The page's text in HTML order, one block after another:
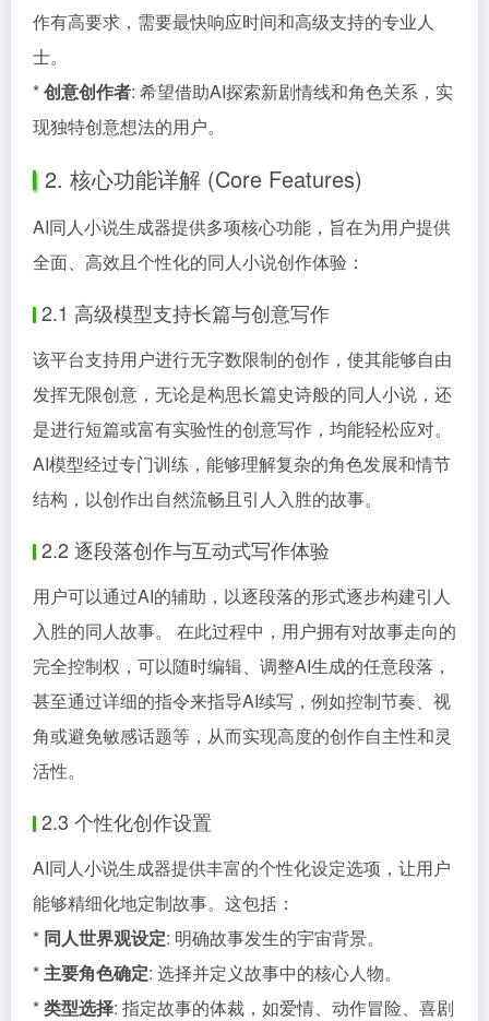
作有高要求，需要最快响应时间和高级支持的专业人
士。
*创意创作者: 希望借助AI探索新剧情线和角色关系，实
现独特创意想法的用户。
2. 核心功能详解 (Core Features)
AI同人小说生成器提供多项核心功能，旨在为用户提供
全面、高效且个性化的同人小说创作体验：
2.1 高级模型支持长篇与创意写作
该平台支持用户进行无字数限制的创作，使其能够自由
发挥无限创意，无论是构思长篇史诗般的同人小说，还
是进行短篇或富有实验性的创意写作，均能轻松应对。
AI模型经过专门训练，能够理解复杂的角色发展和情节
结构，以创作出自然流畅且引人入胜的故事。
2.2 逐段落创作与互动式写作体验
用户可以通过AI的辅助，以逐段落的形式逐步构建引人
入胜的同人故事。 在此过程中，用户拥有对故事走向的
完全控制权，可以随时编辑、调整AI生成的任意段落，
甚至通过详细的指令来指导AI续写，例如控制节奏、视
角或避免敏感话题等，从而实现高度的创作自主性和灵
活性。
2.3 个性化创作设置
AI同人小说生成器提供丰富的个性化设定选项，让用户
能够精细化地定制故事。这包括：
* 同人世界观设定: 明确故事发生的宇宙背景。
*主要角色确定: 选择并定义故事中的核心人物。
*类型选择: 指定故事的体裁，如爱情、动作冒险、喜剧